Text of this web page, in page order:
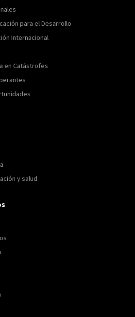
para el Desarrollo
Internacional
en Catástrofes
y salud